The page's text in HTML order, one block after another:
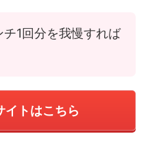
1回分を我慢すれば
イトはこちら